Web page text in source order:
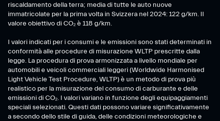
riscaldamento della terra; media di tutte le auto nuove
immatricolate per la prima volta in Svizzera nel 2024: 122 g/km. Il
valore obiettivo di CO₂ è 118 g/km.
I valori indicati per i consumi e le emissioni sono stati determinati in
conformità alle procedure di misurazione WLTP prescritte dalla
legge. La procedura di prova armonizzata a livello mondiale per
automobili e veicoli commerciali leggeri (Worldwide Harmonised
Light Vehicle Test Procedure, WLTP) è un metodo di prova più
realistico per la misurazione del consumo di carburante e delle
emissioni di CO₂. I valori variano in funzione degli equipaggiamenti
speciali selezionati. Questi dati possono variare significativamente
a secondo dello stile di guida, delle condizioni meteorologiche e